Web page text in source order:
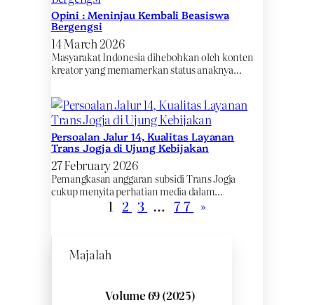
Opini : Meninjau Kembali Beasiswa
Bergengsi
14 March 2026
Masyarakat Indonesia dihebohkan oleh konten
kreator yang memamerkan status anaknya…
Persoalan Jalur 14, Kualitas Layanan
Trans Jogja di Ujung Kebijakan
27 February 2026
Pemangkasan anggaran subsidi Trans Jogja
cukup menyita perhatian media dalam…
1 2 3 … 77 »
Majalah
Volume 69 (2025)